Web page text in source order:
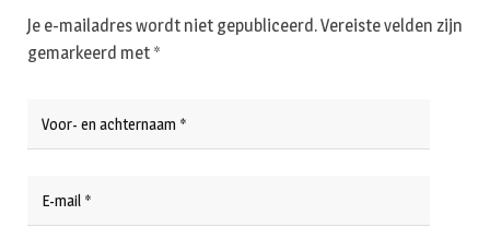
Je e-mailadres wordt niet gepubliceerd.Vereiste velden zijn
gemarkeerd met *